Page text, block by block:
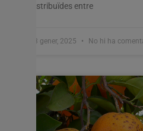
distribuïdes entre
13 gener, 2025 No hi ha